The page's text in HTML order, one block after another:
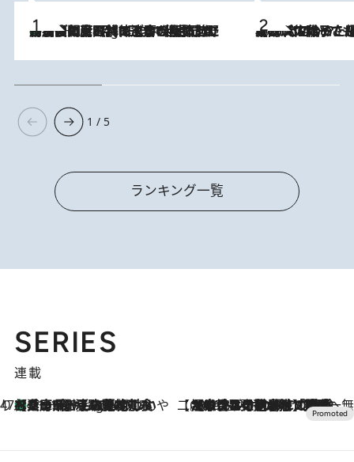
11 Hours Ago
「最後に見られてよかった」上野動物園の東園パンダ舎が解体前に特別公開。8月16日まで延長されたパネル展と共に辿る“半世紀”のパンダ飼育《解体工事の図面あり》 2026.8.5
【阿川佐和子さんの年とる力】なぜ70代で始めた趣味は“こんなに楽しい”のか？ ピアノ、俳句…スランプに陥っても続けられる“ある秘訣”とは
1 / 5
ランキング一覧
SERIES
連載
47都道府県の手みやげ ひんやりスイーツで夏を満喫
11 Hours Ago
【兵庫県】この夏絶対食べたい 冷やしておいしいおやつ3選 淡路島の恵みをジェラートに集約 【CREA×星野リゾート】唯一無二。癒しと発見が待つ場所へ
2026.8.7
【トンボの足水浴】ヒノキの香りに包まれて涼感マックス！約13℃の湧水かけ流しを避暑地「星野温泉 トンボの湯」で体験